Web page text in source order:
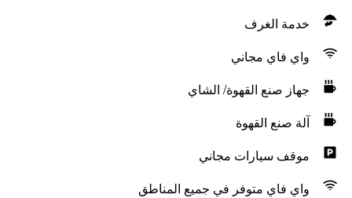
خدمة الغرف
واي فاي مجاني
جهاز صنع القهوة/ الشاي
آلة صنع القهوة
موقف سيارات مجاني
واي فاي متوفر في جميع المناطق